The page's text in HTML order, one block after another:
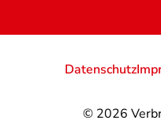
© 2026
Datenschutz